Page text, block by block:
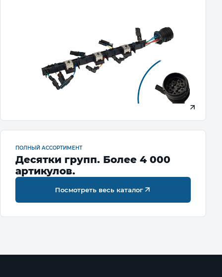
ПОЛНЫЙ АССОРТИМЕНТ
Десятки групп. Более 4 000
артикулов.
Посмотреть весь каталог